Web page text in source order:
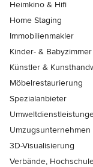
Heimkino & Hifi
Home Staging
Immobilienmakler
Kinder- & Babyzimmer
Künstler &
Möbelrestaurierung
Spezialanbieter
Umzugsunternehmen
3D-Visualisierung
Verbände,